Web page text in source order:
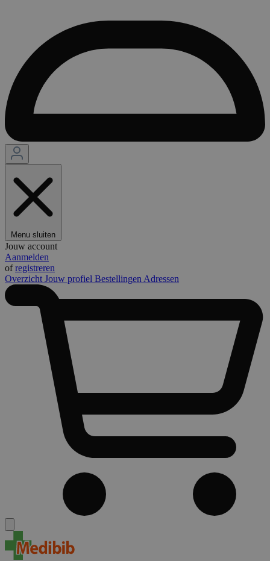
Menu sluiten
Jouw account
Aanmelden
ofregistreren
Overzicht Jouw profiel Bestellingen Adressen